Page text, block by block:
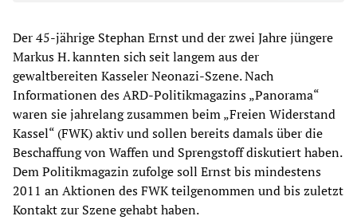
Der 45-jährige Stephan Ernst und der zwei Jahre jüngere
Markus H. kannten sich seit langem aus der
gewaltbereiten Kasseler Neonazi-Szene. Nach
Informationen des ARD-Politikmagazins „Panorama“
waren sie jahrelang zusammen beim „Freien Widerstand
Kassel“ (FWK) aktiv und sollen bereits damals über die
Beschaffung von Waffen und Sprengstoff diskutiert haben.
Dem Politikmagazin zufolge soll Ernst bis mindestens
2011 an Aktionen des FWK teilgenommen und bis zuletzt
Kontakt zur Szene gehabt haben.